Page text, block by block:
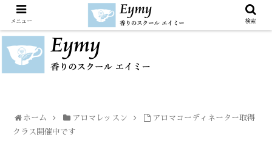
ホーム アロマレッスン
アロマコーディネーター取得
クラス開催中です
メニュー 検索